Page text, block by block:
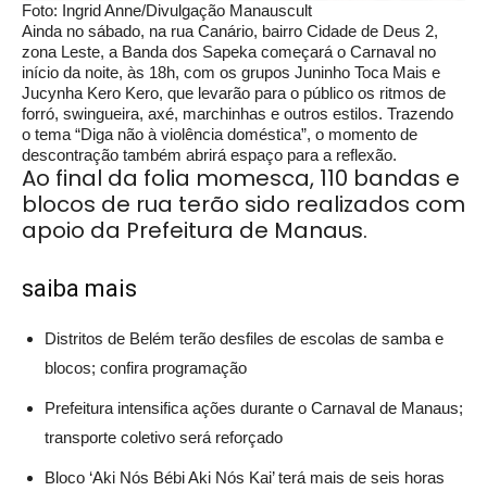
Foto: Ingrid Anne/Divulgação Manauscult
Ainda no sábado, na rua Canário, bairro Cidade de Deus 2,
zona Leste, a Banda dos Sapeka começará o Carnaval no
início da noite, às 18h, com os grupos Juninho Toca Mais e
Jucynha Kero Kero, que levarão para o público os ritmos de
forró, swingueira, axé, marchinhas e outros estilos. Trazendo
o tema “Diga não à violência doméstica”, o momento de
descontração também abrirá espaço para a reflexão.
Ao final da folia momesca, 110 bandas e
blocos de rua terão sido realizados com
apoio da Prefeitura de Manaus.
saiba mais
Distritos de Belém terão desfiles de escolas de samba e
blocos; confira programação
Prefeitura intensifica ações durante o Carnaval de Manaus;
transporte coletivo será reforçado
Bloco ‘Aki Nós Bébi Aki Nós Kai’ terá mais de seis horas